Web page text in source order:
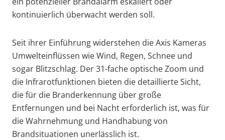
kontinuierlich überwacht werden soll.
Seit ihrer Einführung widerstehen die Axis Kameras
Umwelteinflüssen wie Wind, Regen, Schnee und
sogar Blitzschlag. Der 31-fache optische Zoom und
die Infrarotfunktionen bieten die detaillierte Sicht,
die für die Branderkennung über große
Entfernungen und bei Nacht erforderlich ist, was für
die Wahrnehmung und Handhabung von
Brandsituationen unerlässlich ist.